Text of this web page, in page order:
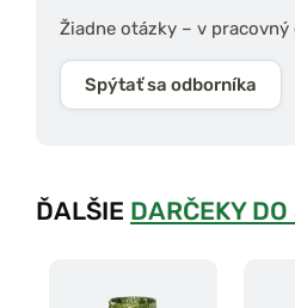
Žiadne otázky – v
Spýtať sa odborníka
ĎALŠIE DARČEKY